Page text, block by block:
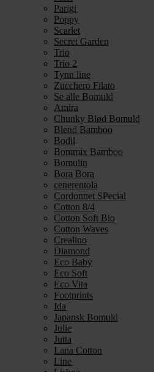
Parigi
Poppy
Scarlet
Secret Garden
Trio
Trio 2
Tynn line
Zucchero Filato
Se alle Bomuld
Amira
Chunky Blød Bomuld
Blend Bamboo
Bodil
Bommix Bamboo
Bomulin
Bora Bora
cenerentola
Cordonnet SPecial
Cotton 8/4
Cotton Soft Bio
Cotton Waves
Crealino
Diamond
Eco Baby
Eco Soft
Eco Vita
Footprints
Ida
Japansk Bomuld
Julie
Jutta
Lana Cotton
Line